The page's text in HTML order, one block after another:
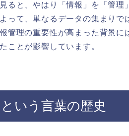
ると、やはり「情報」を「管理
って、単なるデータの集まりで
管理の重要性が高まった背景に
ことが影響しています。
という言葉の歴史